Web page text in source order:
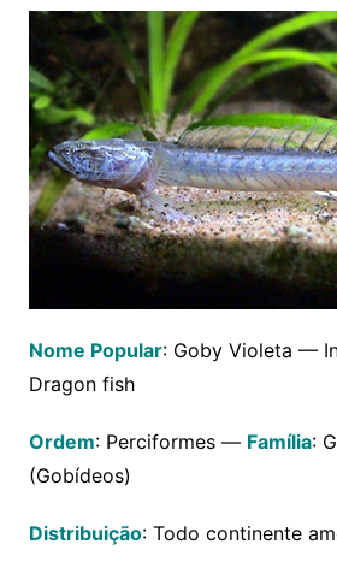
Nome Popular: Goby Violeta —
Dragon fish
Ordem: Perciformes — Família:
(Gobídeos)
Distribuição: Todo continente